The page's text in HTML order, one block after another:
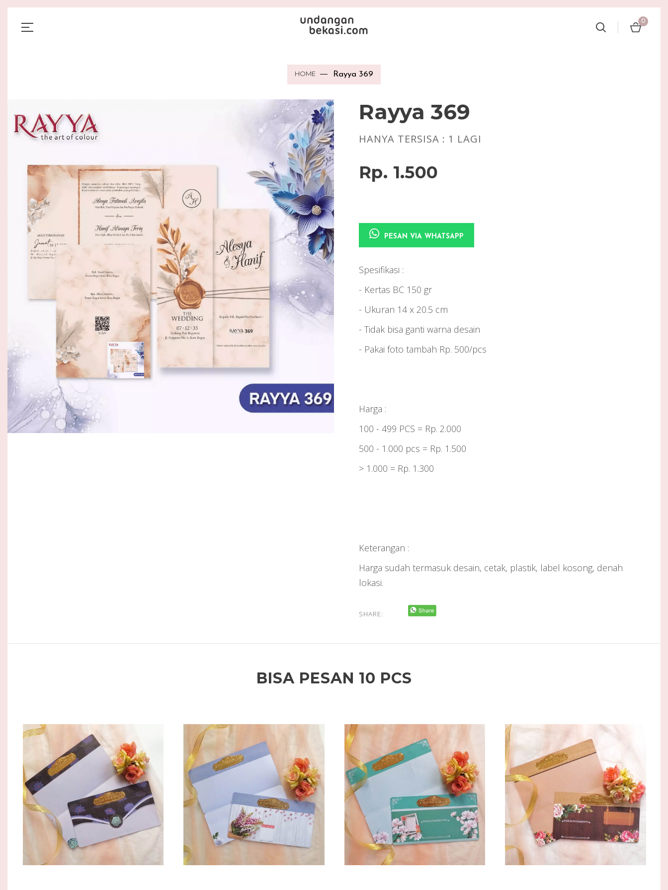
0
HOME Rayya 369
Rayya 369
HANYA TERSISA : 1 LAGI
Rp. 1.500
PESAN VIA WHATSAPP
Spesifikasi :
- Kertas BC 150 gr
- Ukuran 14 x 20.5 cm
- Tidak bisa ganti warna desain
- Pakai foto tambah Rp. 500/pcs
Harga :
100 - 499 PCS = Rp. 2.000
500 - 1.000 pcs = Rp. 1.500
> 1.000 = Rp. 1.300
Keterangan :
Harga sudah termasuk desain, cetak, plastik, label kosong, denah
lokasi.
SHARE:
BISA PESAN 10 PCS